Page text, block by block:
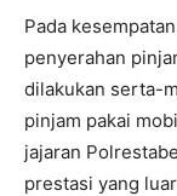
Pada
penyerahan
dilakukan serta-
pinjam pakai
jajaran
prestasi yang